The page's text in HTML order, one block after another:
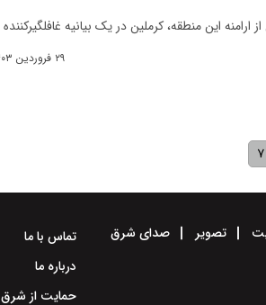
این منطقه، کرملین در یک بیانیه غافلگیرکننده
۲۹ فروردین ۱۴۰۳
۷
تصویر صدای شرق
تماس با ما
درباره ما
حمایت از شرق